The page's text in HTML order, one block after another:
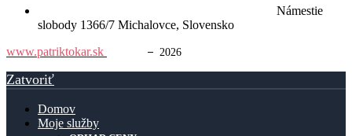
Námestie
slobody 1366/7 Michalovce, Slovensko
www.patriktokar.sk
– 2026
Zatvoriť
Domov
Moje služby